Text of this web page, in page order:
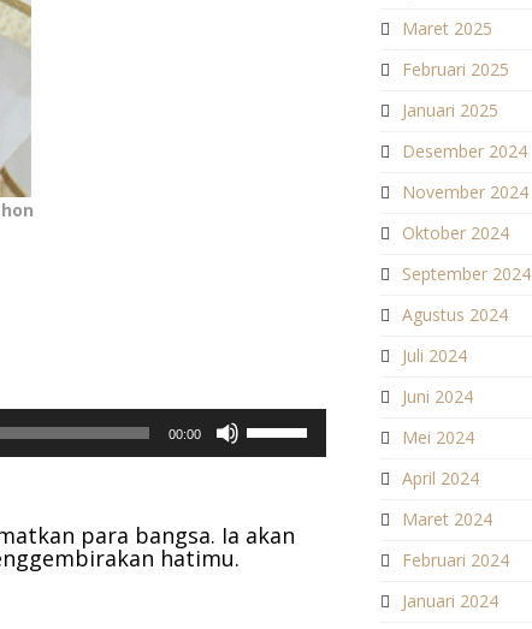
00:00
untuk
para bangsa. Ia akan
hatimu.
Maret 2025
Februari 2025
Januari 2025
Desember 2024
November 2024
Oktober 2024
September 2024
Agustus 2024
Juli 2024
Juni 2024
Mei 2024
April 2024
Maret 2024
Februari 2024
Januari 2024